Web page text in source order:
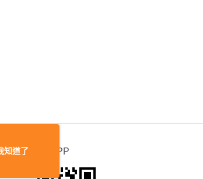
官方APP
知道了